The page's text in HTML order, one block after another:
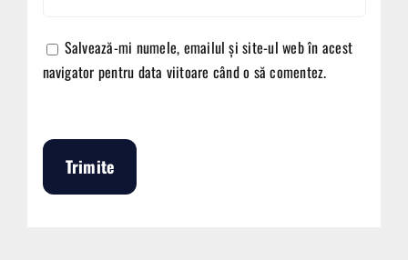
Salvează-mi numele, emailul și site-ul web în acest
navigator pentru data viitoare când o să comentez.